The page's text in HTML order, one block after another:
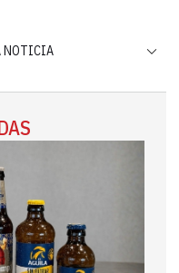
NOTICIA